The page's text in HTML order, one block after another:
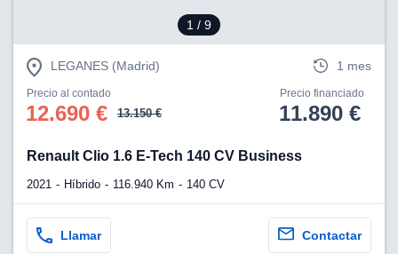
1 / 9
LEGANES (Madrid) 1 mes
Precio al contado
12.690 € 13.150 €
Precio financiado
11.890 €
Renault Clio 1.6 E-Tech 140 CV Business
2021 Híbrido 116.940 Km 140 CV
Llamar Contactar